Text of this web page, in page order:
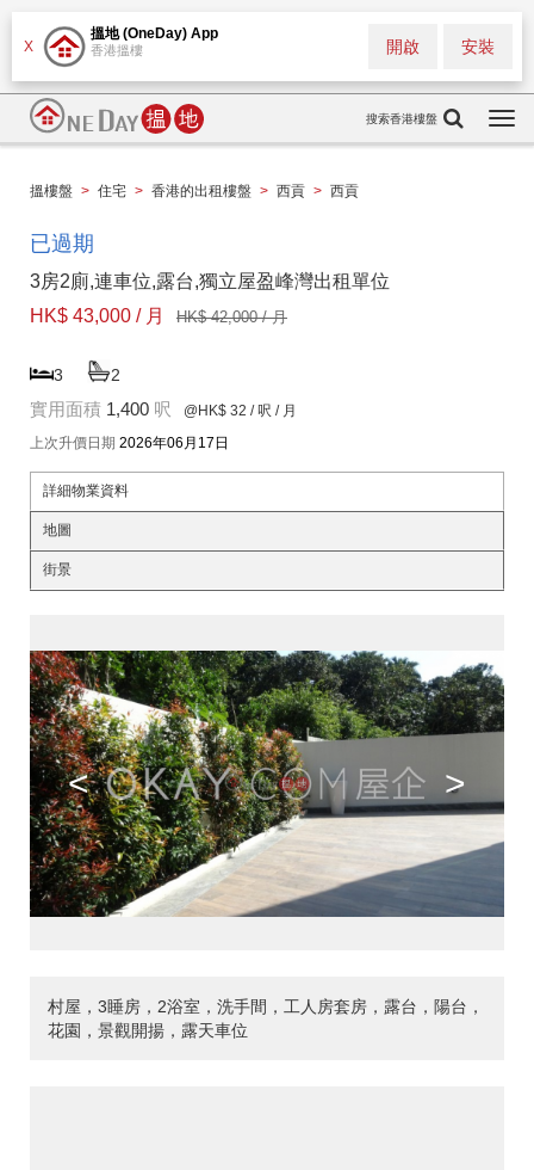
X
搵地 (OneDay) App
香港搵樓 安裝
開啟
搜索香港樓盤
搵樓盤 > 住宅 > 香港的出租樓盤 > 西貢 > 西貢
已過期
3房2廁,連車位,露台,獨立屋盈峰灣出租單位
HK$ 43,000 / 月
HK$ 42,000 / 月
3 2
實用面積 1,400 呎 @HK$ 32 / 呎 / 月
上次升價日期 2026年06月17日
詳細物業資料
地圖
街景
< >
村屋，3睡房，2浴室，洗手間，工人房套房，露台，陽台，
花園，景觀開揚，露天車位